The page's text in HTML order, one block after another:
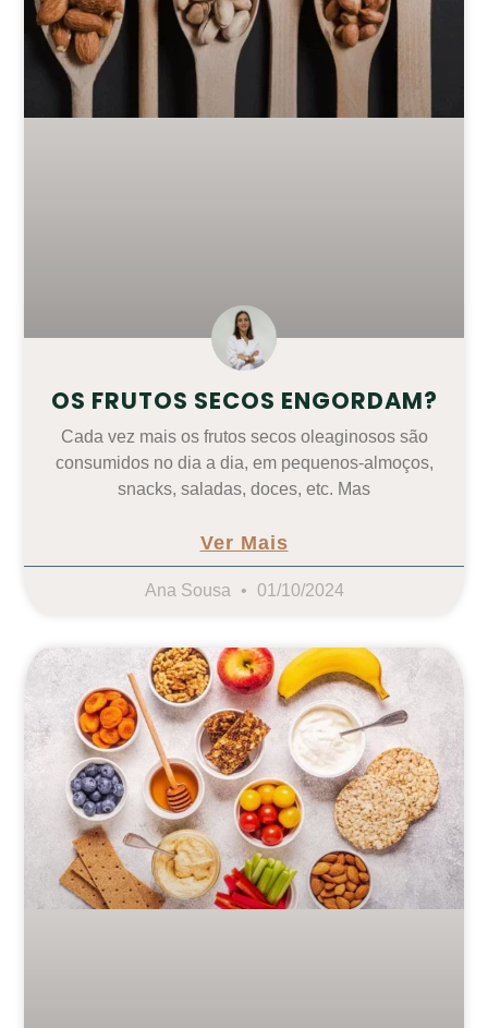
OS FRUTOS SECOS ENGORDAM?
Cada vez mais os frutos secos oleaginosos são
consumidos no dia a dia, em pequenos-almoços,
snacks, saladas, doces, etc. Mas
Ver Mais
Ana Sousa 01/10/2024